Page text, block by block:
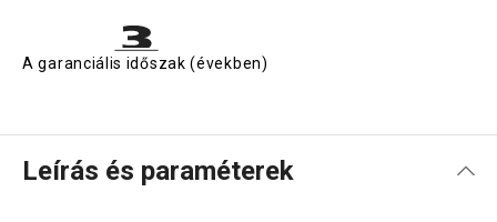
A garanciális időszak (években)
Leírás és paraméterek